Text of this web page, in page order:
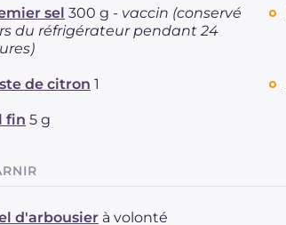
sel 300 g - vaccin (conservé
du réfrigérateur pendant 24
de citron 1
fin 5 g
d'arbousier à volonté